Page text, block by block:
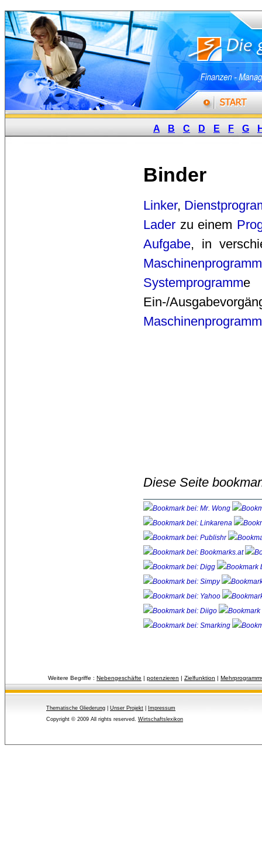
A B C D E F G
Binder
Linker,
Lader zu einem
Aufgabe, in
Maschinenprogramm
Systemprogramme
Ein-/
Maschinenprogramm
Diese Seite
Weitere Begriffe : Nebengeschäfte | potenzieren | Zielfunktion |
Thematische Gliederung Unser Projekt
Impressum
Copyright © 2009 All rights reserved. Wirtschaftslexikon